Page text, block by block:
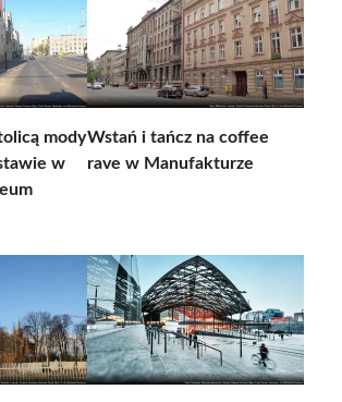
mody
w
Wstań i tańcz na coffee
rave w Manufakturze